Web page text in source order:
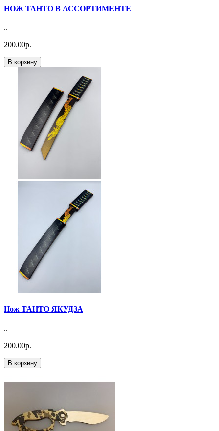
НОЖ ТАНТО В АССОРТИМЕНТЕ
..
200.00р.
В корзину
Нож ТАНТО ЯКУДЗА
..
200.00р.
В корзину